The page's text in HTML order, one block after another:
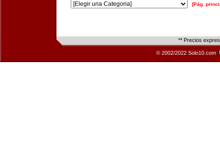
[Pág.
** Precios
© 2002/2022 Solo10.com